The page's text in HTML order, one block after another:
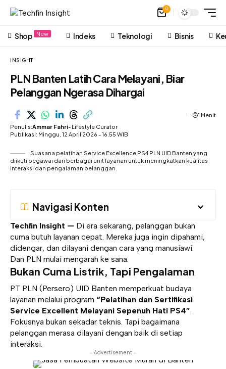
0
Shop New Indeks Teknologi Bisnis
INSIGHT
PLN Banten Latih Cara Melayani, Biar
Pelanggan Ngerasa Dihargai
Penulis:Ammar Fahri- Lifestyle Curator
Publikasi: Minggu, 12 April 2026 - 16.55 WIB
1 Menit
Suasana pelatihan Service Excellence PS4 PLN UID Banten yang
diikuti pegawai dari berbagai unit layanan untuk meningkatkan kualitas
interaksi dan pengalaman pelanggan.
Navigasi Konten
Techfin Insight — Di era sekarang, pelanggan bukan
cuma butuh layanan cepat. Mereka juga ingin dipahami,
didengar, dan dilayani dengan cara yang manusiawi.
Dan PLN mulai mengarah ke sana.
Bukan Cuma Listrik, Tapi Pengalaman
PT PLN (Persero) UID Banten memperkuat budaya
layanan melalui program “Pelatihan dan Sertifikasi
Service Excellent Melayani Sepenuh Hati PS4”
Fokusnya bukan sekadar teknis. Tapi bagaimana
pelanggan merasa dilayani dengan baik di setiap
interaksi.
- Advertisement -